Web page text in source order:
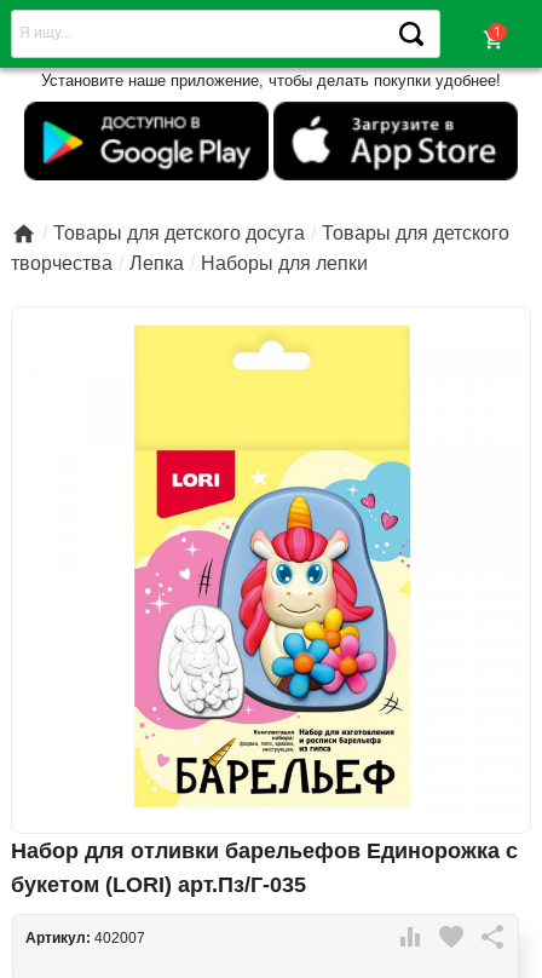
shopping_cart
Установите наше приложение, чтобы делать покупки удобнее!
 Товары для детского досуга
Товары для детского
творчества
Лепка Наборы для лепки
Набор для отливки барельефов Единорожка с
букетом (LORI) арт.Пз/Г-035
 favorite 
Артикул: 402007